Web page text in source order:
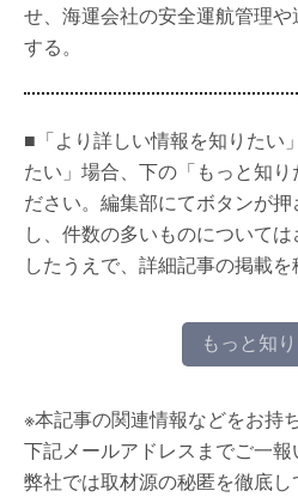
せ、海運会社の安全運航管理
する。
■「より詳しい情報を知りたい
たい」場合、下の「もっと知
ださい。編集部にてボタンが
し、件数の多いものについて
したうえで、詳細記事の掲載を
もっと知
※本記事の関連情報などをお持
下記メールアドレスまでご一報
弊社では取材源の秘匿を徹底し